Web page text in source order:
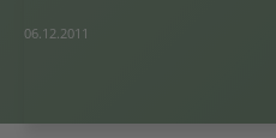
06.12.2011